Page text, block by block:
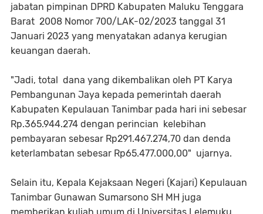
jabatan pimpinan DPRD Kabupaten Maluku Tenggara
Barat 2008 Nomor 700/LAK-02/2023 tanggal 31
Januari 2023 yang menyatakan adanya kerugian
keuangan daerah.
"Jadi, total dana yang dikembalikan oleh PT Karya
Pembangunan Jaya kepada pemerintah daerah
Kabupaten Kepulauan Tanimbar pada hari ini sebesar
Rp.365.944.274 dengan perincian kelebihan
pembayaran sebesar Rp291.467.274,70 dan denda
keterlambatan sebesar Rp65.477.000,00" ujarnya.
Selain itu, Kepala Kejaksaan Negeri (Kajari) Kepulauan
Tanimbar Gunawan Sumarsono SH MH juga
memberikan kuliah umum di Universitas Lelemuku